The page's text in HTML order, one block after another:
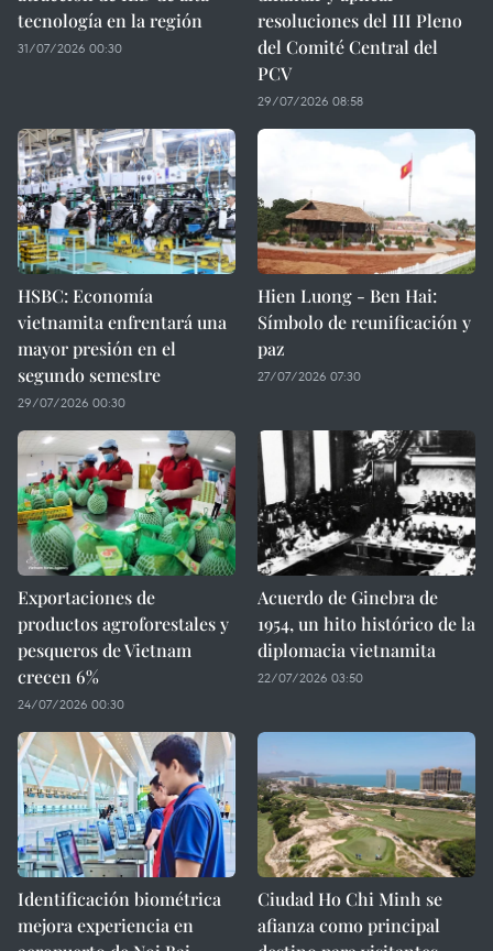
tecnología en la región
31/07/2026 00:30
resoluciones del III Pleno
del Comité Central del
PCV
29/07/2026 08:58
HSBC: Economía
vietnamita enfrentará una
mayor presión en el
segundo semestre
29/07/2026 00:30
Hien Luong - Ben Hai:
Símbolo de reunificación y
paz
27/07/2026 07:30
Exportaciones de
productos agroforestales y
pesqueros de Vietnam
crecen 6%
24/07/2026 00:30
Acuerdo de Ginebra de
1954, un hito histórico de la
diplomacia vietnamita
22/07/2026 03:50
Identificación biométrica
mejora experiencia en
Ciudad Ho Chi Minh se
afianza como principal